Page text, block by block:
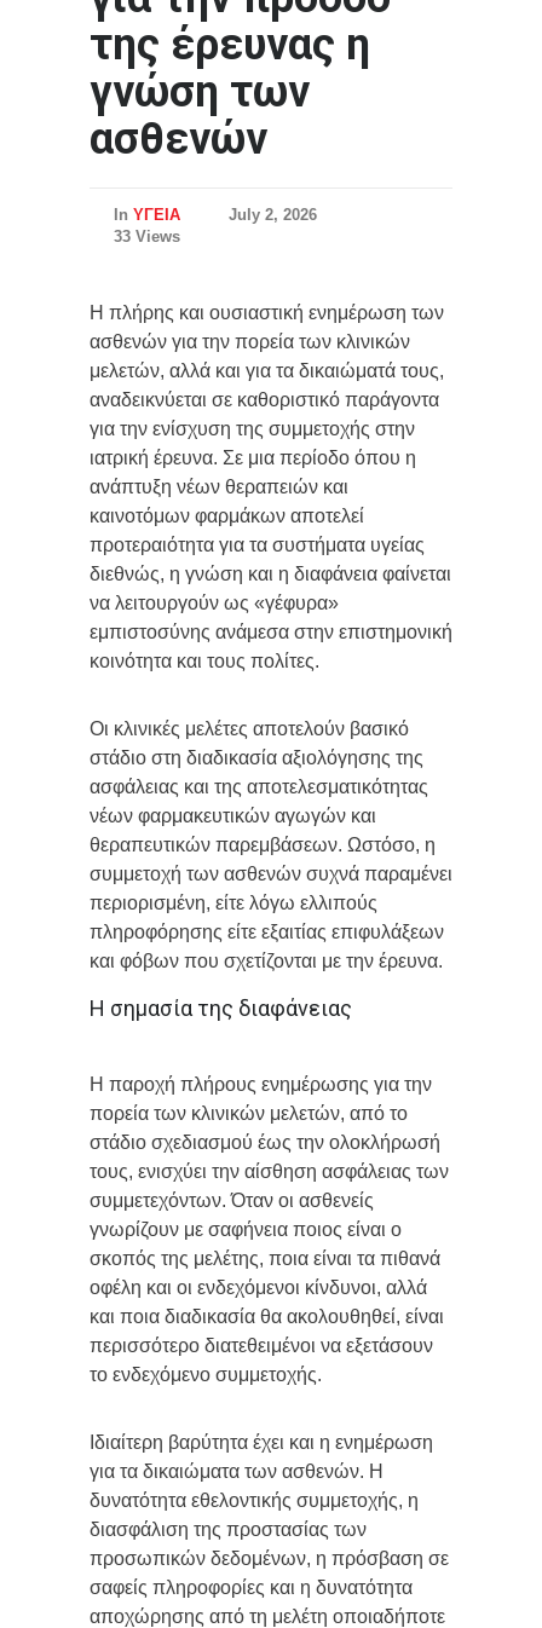
της έρευνας η
γνώση των
ασθενών
In ΥΓΕΙΑ
July 2, 2026
33 Views
Η πλήρης και ουσιαστική ενημέρωση των
ασθενών για την πορεία των κλινικών
μελετών, αλλά και για τα δικαιώματά τους,
αναδεικνύεται σε καθοριστικό παράγοντα
για την ενίσχυση της συμμετοχής στην
ιατρική έρευνα. Σε μια περίοδο όπου η
ανάπτυξη νέων θεραπειών και
καινοτόμων φαρμάκων αποτελεί
προτεραιότητα για τα συστήματα υγείας
διεθνώς, η γνώση και η διαφάνεια φαίνεται
να λειτουργούν ως «γέφυρα»
εμπιστοσύνης ανάμεσα στην επιστημονική
κοινότητα και τους πολίτες.
Οι κλινικές μελέτες αποτελούν βασικό
στάδιο στη διαδικασία αξιολόγησης της
ασφάλειας και της αποτελεσματικότητας
νέων φαρμακευτικών αγωγών και
θεραπευτικών παρεμβάσεων. Ωστόσο, η
συμμετοχή των ασθενών συχνά παραμένει
περιορισμένη, είτε λόγω ελλιπούς
πληροφόρησης είτε εξαιτίας επιφυλάξεων
και φόβων που σχετίζονται με την έρευνα.
Η σημασία της διαφάνειας
Η παροχή πλήρους ενημέρωσης για την
πορεία των κλινικών μελετών, από το
στάδιο σχεδιασμού έως την ολοκλήρωσή
τους, ενισχύει την αίσθηση ασφάλειας των
συμμετεχόντων. Όταν οι ασθενείς
γνωρίζουν με σαφήνεια ποιος είναι ο
σκοπός της μελέτης, ποια είναι τα πιθανά
οφέλη και οι ενδεχόμενοι κίνδυνοι, αλλά
και ποια διαδικασία θα ακολουθηθεί, είναι
περισσότερο διατεθειμένοι να εξετάσουν
το ενδεχόμενο συμμετοχής.
Ιδιαίτερη βαρύτητα έχει και η ενημέρωση
για τα δικαιώματα των ασθενών. Η
δυνατότητα εθελοντικής συμμετοχής, η
διασφάλιση της προστασίας των
προσωπικών δεδομένων, η πρόσβαση σε
σαφείς πληροφορίες και η δυνατότητα
αποχώρησης από τη μελέτη οποιαδήποτε